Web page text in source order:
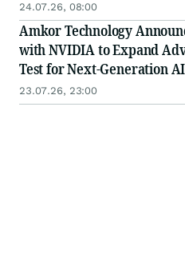
24.07.26, 08:00
Amkor Technology
with NVIDIA to Expand
Test for Next-Generation
23.07.26, 23:00